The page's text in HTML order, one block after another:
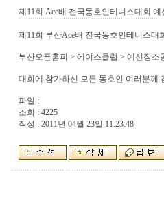
제11회 Ace배 전국동호인테니스대회
제11회 부산Ace배 전국동호인테니스
부산오픈홈피 > 에이스클럽 > 예선장
대회에 참가하신 모든 동호인 여러분께
파일 :
조회 : 4225
작성 : 2011년 04월 23일 11:23:48